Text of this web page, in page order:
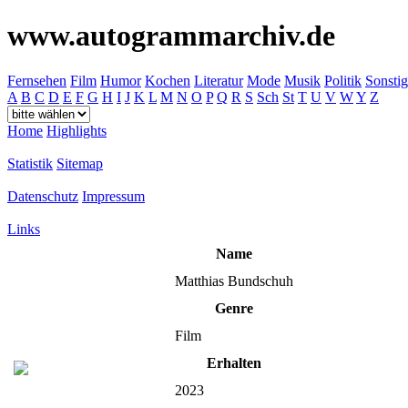
www.autogrammarchiv.de
Fernsehen Film Humor Kochen Literatur Mode Musik Politik
A B C D E F G H I J K L M N O P Q R S Sch St T U V WY Z
Home Highlights
Statistik Sitemap
Datenschutz Impressum
Links
Name
Matthias Bundschuh
Genre
Film
Erhalten
2023